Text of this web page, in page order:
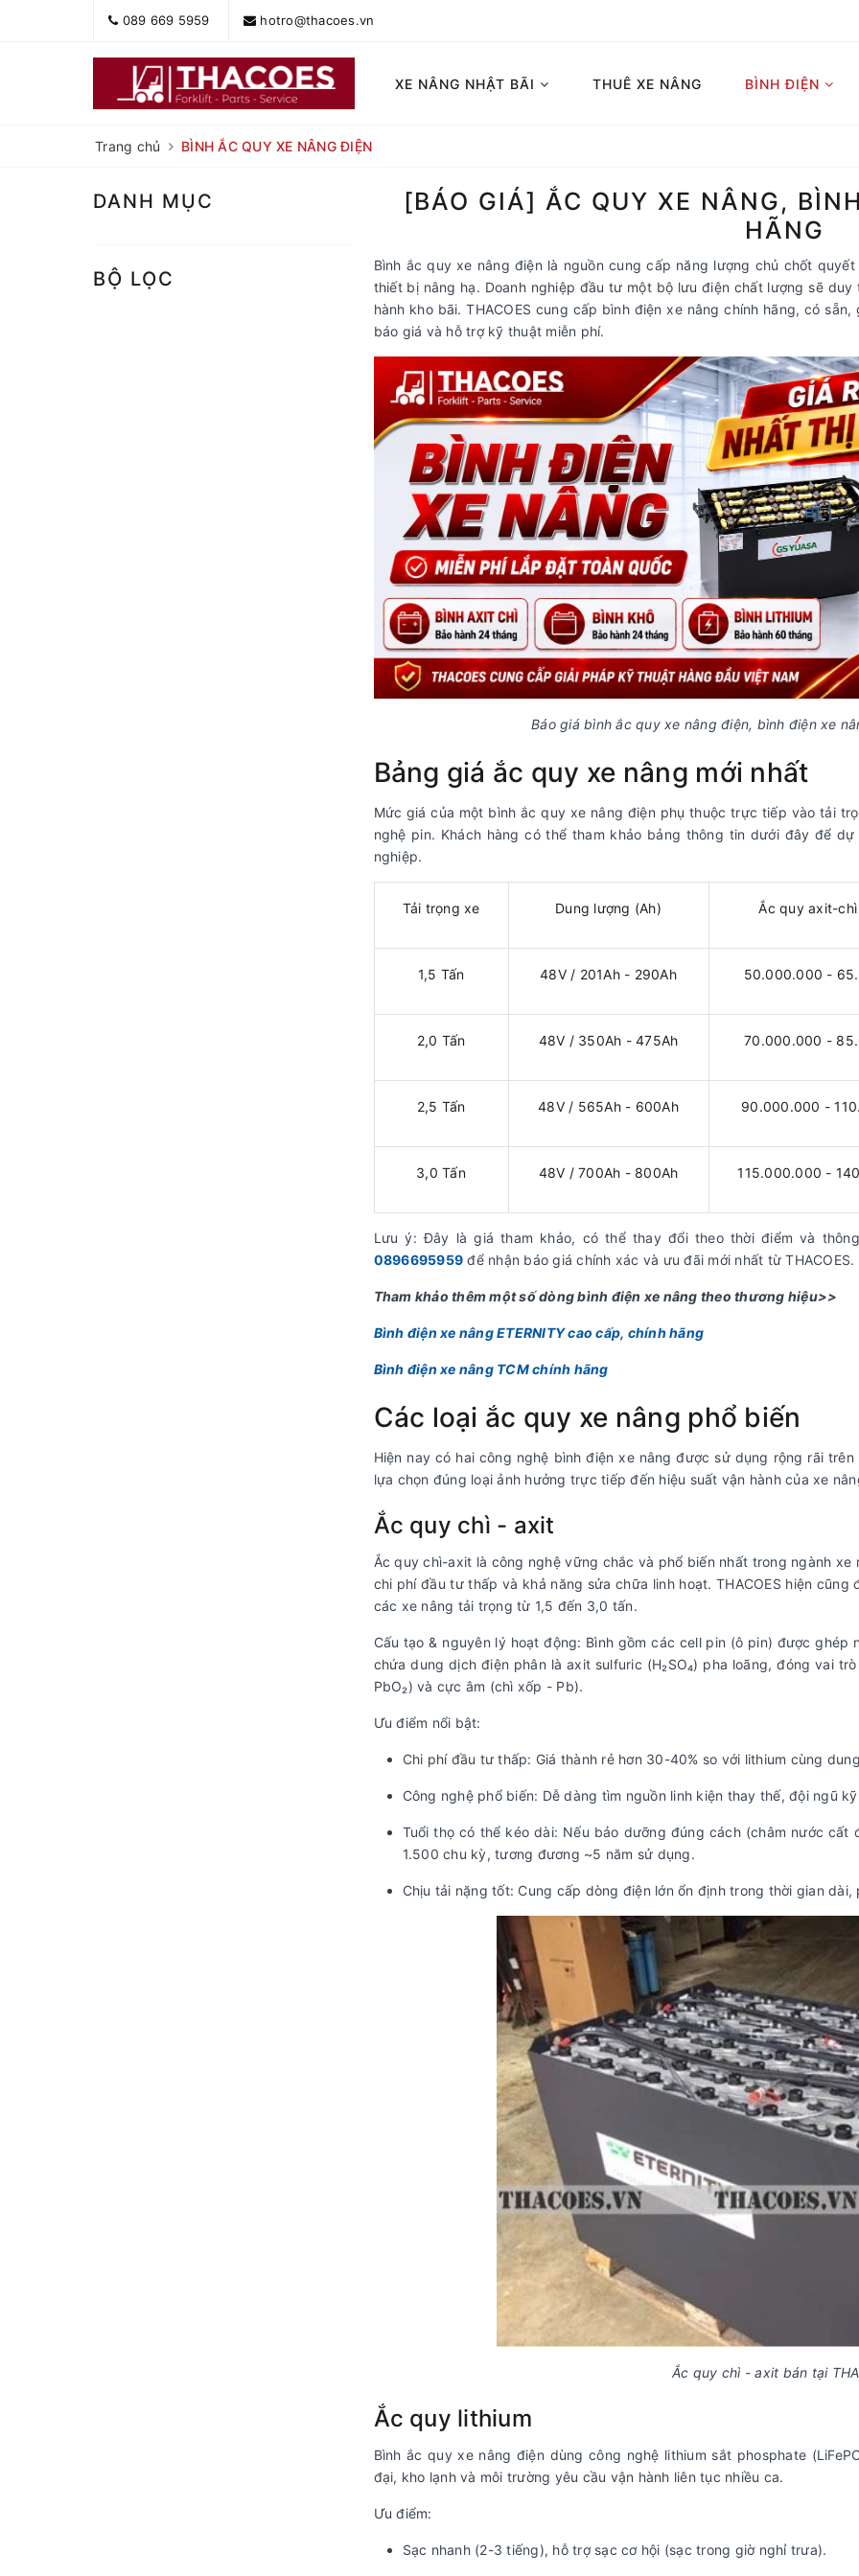
089 669 5959 hotro@thacoes.vn
XE NÂNG NHẬT BÃI THUÊ XE NÂNG BÌNH ĐIỆN
Trang chủ BÌNH ẮC QUY XE NÂNG ĐIỆN
[BÁO GIÁ] ẮC QUY XE NÂNG,
HÃNG
Bình ắc quy xe nâng điện là nguồn cung cấp năng lượng chủ chốt
thiết bị nâng hạ. Doanh nghiệp đầu tư một bộ lưu điện chất lượng sẽ
hành kho bãi. THACOES cung cấp bình điện xe nâng chính hãng, có
báo giá và hỗ trợ kỹ thuật miễn phí.
Báo giá bình ắc quy xe nâng điện, bình điện xe
Bảng giá ắc quy xe nâng mới nhất
Mức giá của một bình ắc quy xe nâng điện phụ thuộc trực tiếp vào tải
nghệ pin. Khách hàng có thể tham khảo bảng thông tin dưới đây để
nghiệp.
Tải trọng xe Dung lượng (Ah) Ắc quy axit-
1,5 Tấn 48V / 201Ah - 290Ah 50.000.000 -
2,0 Tấn 48V / 350Ah - 475Ah 70.000.000 -
2,5 Tấn 48V / 565Ah - 600Ah 90.000.000 -
3,0 Tấn 48V / 700Ah - 800Ah 115.000.000 -
Lưu ý: Đây là giá tham khảo, có thể thay đổi theo thời điểm và
0896695959 để nhận báo giá chính xác và ưu đãi mới nhất từ THACOES.
Tham khảo thêm một số dòng bình điện xe nâng theo thương hiệu>>
Bình điện xe nâng ETERNITY cao cấp, chính hãng
Bình điện xe nâng TCM chính hãng
Các loại ắc quy xe nâng phổ biến
Hiện nay có hai công nghệ bình điện xe nâng được sử dụng rộng rãi
lựa chọn đúng loại ảnh hưởng trực tiếp đến hiệu suất vận hành của xe
Ắc quy chì - axit
Ắc quy chì-axit là công nghệ vững chắc và phổ biến nhất trong ngành xe
chi phí đầu tư thấp và khả năng sửa chữa linh hoạt. THACOES hiện
các xe nâng tải trọng từ 1,5 đến 3,0 tấn.
Cấu tạo & nguyên lý hoạt động: Bình gồm các cell pin (ô pin) được ghép
chứa dung dịch điện phân là axit sulfuric (H₂SO₄) pha loãng, đóng vai
PbO₂) và cực âm (chì xốp - Pb).
Ưu điểm nổi bật:
Chi phí đầu tư thấp: Giá thành rẻ hơn 30-40% so với lithium cùng
Công nghệ phổ biến: Dễ dàng tìm nguồn linh kiện thay thế, đội ngũ
Tuổi thọ có thể kéo dài: Nếu bảo dưỡng đúng cách (châm nước
1.500 chu kỳ, tương đương ~5 năm sử dụng.
Chịu tải nặng tốt: Cung cấp dòng điện lớn ổn định trong thời gian
Ắc quy chì - axit bán tại
Ắc quy lithium
Bình ắc quy xe nâng điện dùng công nghệ lithium sắt phosphate
đại, kho lạnh và môi trường yêu cầu vận hành liên tục nhiều ca.
Ưu điểm:
Sạc nhanh (2-3 tiếng), hỗ trợ sạc cơ hội (sạc trong giờ nghỉ trưa).
DANH MỤC
BỘ LỌC